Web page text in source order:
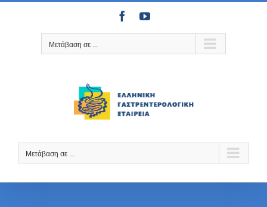
Μετάβαση
FacebookYouTube
Μετάβαση σε ...
Μετάβαση σε ...